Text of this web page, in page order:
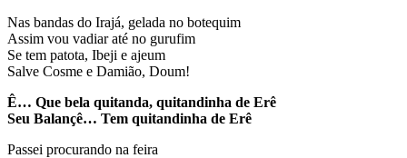
Nas bandas do Irajá, gelada no botequim
Assim vou vadiar até no gurufim
Se tem patota, Ibeji e ajeum
Salve Cosme e Damião, Doum!
Ê… Que bela quitanda, quitandinha de Erê
Seu Balançê… Tem quitandinha de Erê
Passei procurando na feira